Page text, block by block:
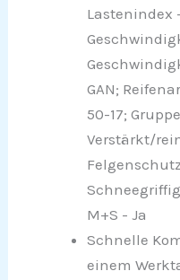
Lastenindex
GAN;
50-17;
Verstärkt/
M+S - Ja
Schnelle
einem